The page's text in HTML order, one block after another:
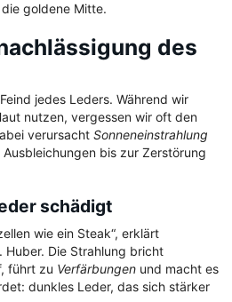
goldene Mitte.
des
jedes Leders. Während wir
nutzen, vergessen wir oft den
verursacht Sonneneinstrahlung
bis zur Zerstörung
schädigt
wie ein Steak“, erklärt
Huber. Die Strahlung bricht
führt zu Verfärbungen und macht es
dunkles Leder, das sich stärker